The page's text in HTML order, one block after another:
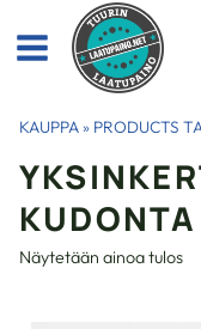
sisältöön
KAUPPA» PRODUCTS
KUDONTA
Näytetään ainoa tulos